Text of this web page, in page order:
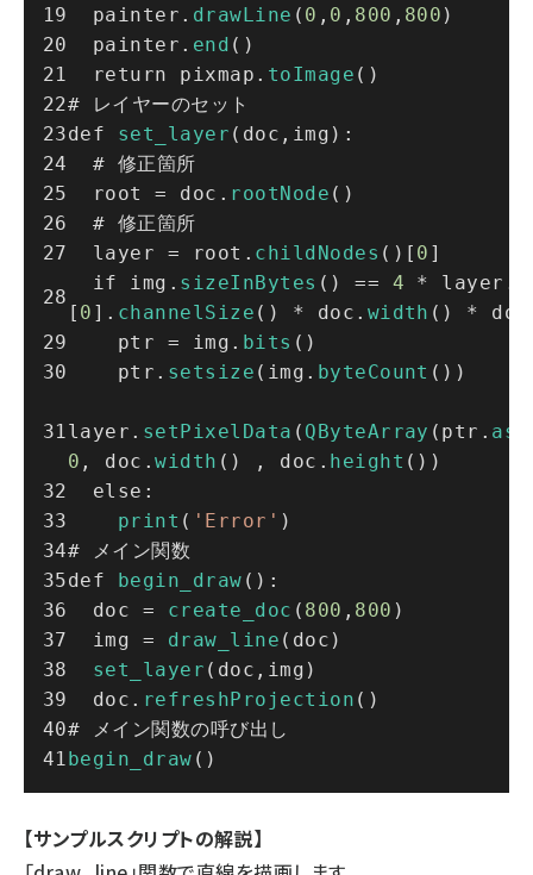
  painter.
drawLine ( 0 , 0 , 800 , 800 )
  painter.
end ()
  return pixmap.
toImage ()
# レイヤーのセット
def set_layer (doc,img):
  # 修正箇所
  root = doc.
rootNode ()
  # 修正箇所
  layer = root.
childNodes ()[ 0 ]
  if img.
sizeInBytes () == 4 * layer.
[ 0 ]. channelSize () * doc. width () *
    ptr = img.
bits ()
    ptr.
setsize (img. byteCount ())
layer. setPixelData ( QByteArray (ptr.
0 , doc.width () , doc. height ())
  else:
print ( 'Error' )
# メイン関数
def begin_draw ():
  doc =
create_doc ( 800 , 800 )
  img =
draw_line (doc)
set_layer (doc,img)
  doc.
refreshProjection ()
# メイン関数の呼び出し
begin_draw ()
【サンプルスクリプトの解説】